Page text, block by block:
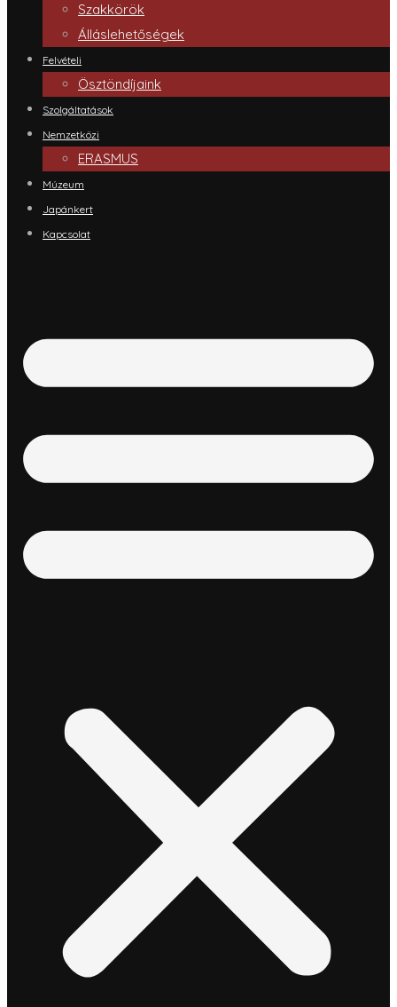
Szakkörök
Álláslehetőségek
Felvételi
Ösztöndíjaink
Szolgáltatások
Nemzetközi
ERASMUS
Múzeum
Japánkert
Kapcsolat